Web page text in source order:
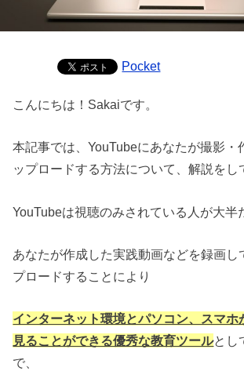
Pocket
こんにちは！Sakaiです。
本記事では、YouTubeにあなたが撮影・
ップロードする方法について、解説をし
YouTubeは視聴のみされている人が大半
あなたが作成した実践動画などを録画し
プロードすることにより
インターネット環境とパソコン、スマホ
見ることができる優秀な教育ツールとし
で、